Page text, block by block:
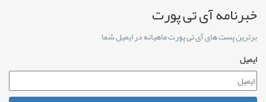
خبرنامه آی تی پورت
برترین پست های آی تی پورت ماهیانه در ایمیل شما
ایمیل